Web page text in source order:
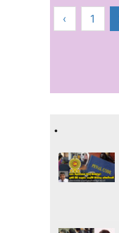
‹ 1
.